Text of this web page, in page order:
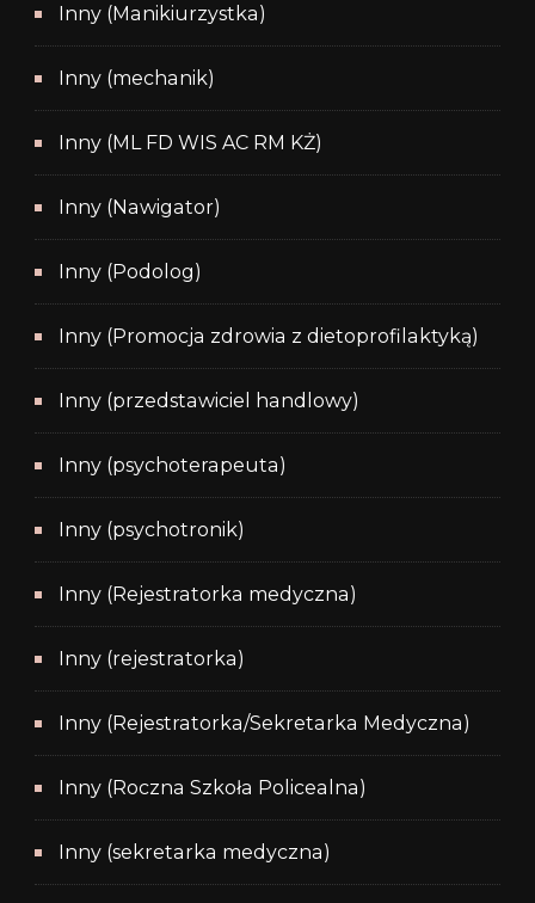
Inny (Manikiurzystka)
Inny (mechanik)
Inny (ML FD WIS AC RM KŻ)
Inny (Nawigator)
Inny (Podolog)
Inny (Promocja zdrowia z dietoprofilaktyką)
Inny (przedstawiciel handlowy)
Inny (psychoterapeuta)
Inny (psychotronik)
Inny (Rejestratorka medyczna)
Inny (rejestratorka)
Inny (Rejestratorka/Sekretarka Medyczna)
Inny (Roczna Szkoła Policealna)
Inny (sekretarka medyczna)